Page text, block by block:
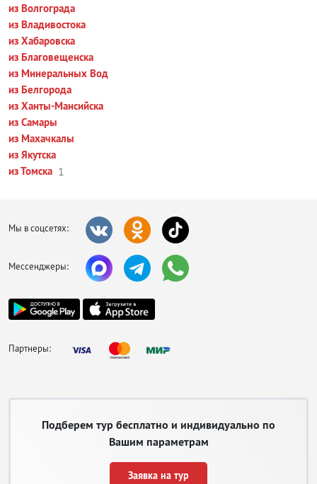
из Волгограда
из Владивостока
из Хабаровска
из Благовещенска
из Минеральных Вод
из Белгорода
из Ханты-Мансийска
из Самары
из Махачкалы
из Якутска
из Томска 1
Мы в соцсетях:
Мессенджеры:
Партнеры:
Подберем тур бесплатно и индивидуально по
Вашим параметрам
Заявка на тур